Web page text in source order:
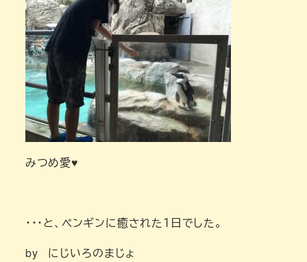
みつめ愛♥
・・・と、ペンギンに癒された１日でした。
by にじいろのまじょ